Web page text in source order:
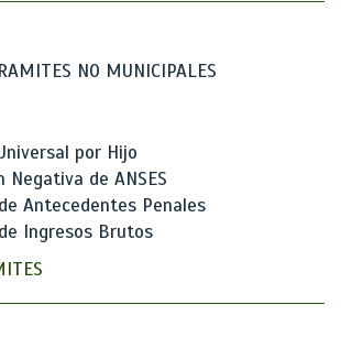
NO MUNICIPALES
por Hijo
Negativa de ANSES
Antecedentes Penales
Ingresos Brutos